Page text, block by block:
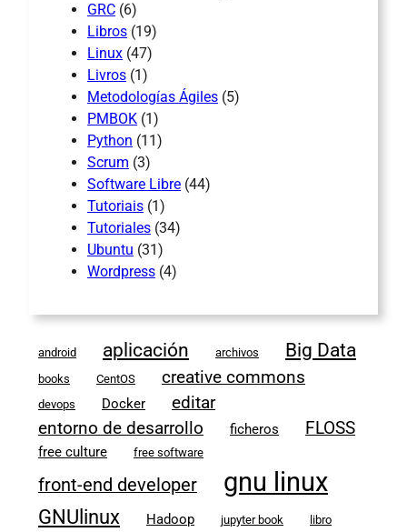
GRC (6)
Libros (19)
Linux (47)
Livros (1)
Metodologías Ágiles (5)
PMBOK (1)
Python (11)
Scrum (3)
Software Libre (44)
Tutoriais (1)
Tutoriales (34)
Ubuntu (31)
Wordpress (4)
android aplicación archivos Big Data
books CentOS creative commons
devops Docker
editar
entorno de desarrollo
ficheros FLOSS
free culture free software
front-end developer gnu linux
GNUlinux Hadoop jupyter book libro